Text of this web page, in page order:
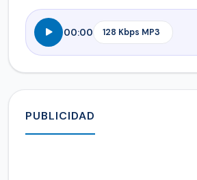
00:00
PUBLICIDAD